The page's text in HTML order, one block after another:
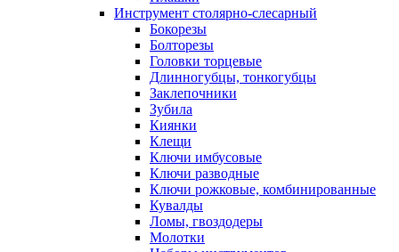
Инструмент столярно-слесарный
Бокорезы
Болторезы
Головки торцевые
Длинногубцы, тонкогубцы
Заклепочники
Зубила
Киянки
Клещи
Ключи имбусовые
Ключи разводные
Ключи рожковые, комбинированные
Кувалды
Ломы, гвоздодеры
Молотки